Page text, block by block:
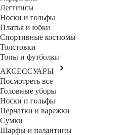
Леггинсы
Носки и гольфы
Платья и юбки
Спортивные костюмы
Толстовки
Топы и футболки
АКСЕССУАРЫ
Посмотреть все
Головные уборы
Носки и гольфы
Перчатки и варежки
Сумки
Шарфы и палантины